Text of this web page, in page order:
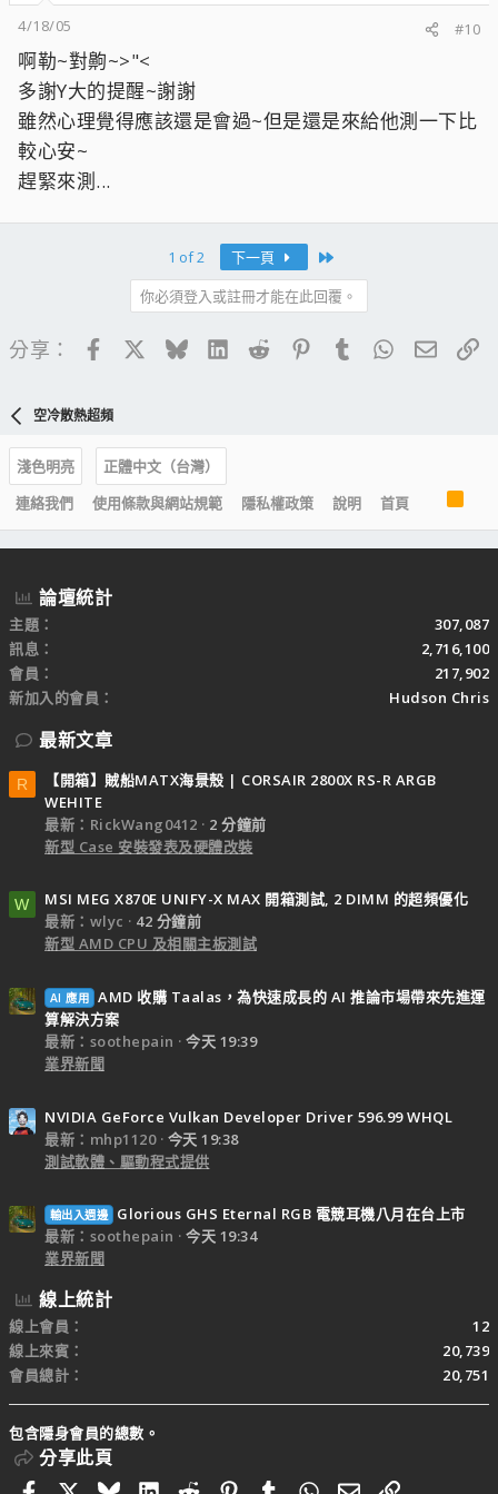
4/18/05
#10
啊勒~對齁~>"<
多謝Y大的提醒~謝謝
雖然心理覺得應該還是會過~但是還是來給他測一下比
較心安~
趕緊來測...
1 of 2 下一頁
你必須登入或註冊才能在此回覆。
分享： FacebookBlueskyLinkedIn
Reddit PinterestTumblrWhatsApp
電子
空冷散熱超頻
淺色明亮
正體中文（台灣）
連絡我們
使用條款與網站規範 隱私權政策 說明 首頁
S
論壇統計
主題
307,087
訊息
2,716,100
會員
217,902
新加入的會員
Hudson Chris
最新文章
R
【開箱】賊船MATX海景殼 | CORSAIR 2800X RS-R ARGB
WEHITE
最新：RickWang0412
2 分鐘前
新型 Case 安裝發表及硬體改裝
W
MSI MEG X870E UNIFY-X MAX 開箱測試, 2 DIMM 的超頻優化
最新：wlyc
42 分鐘前
新型 AMD CPU 及相關主板測試
AI 應用 AMD 收購 Taalas，為快速成長的 AI 推論市場帶來先進運
算解決方案
最新：soothepain
今天 19:39
業界新聞
NVIDIA GeForce Vulkan Developer Driver 596.99 WHQL
最新：mhp1120
今天 19:38
測試軟體、驅動程式提供
輸出入週邊
Glorious GHS Eternal RGB 電競耳機八月在台上市
最新：soothepain
今天 19:34
業界新聞
線上統計
線上會員
12
線上來賓
20,739
會員總計
20,751
包含隱身會員的總數。
分享此頁
FacebookBlueskyLinkedIn
RedditPinterestTumblrWhatsApp
電子郵件
連結